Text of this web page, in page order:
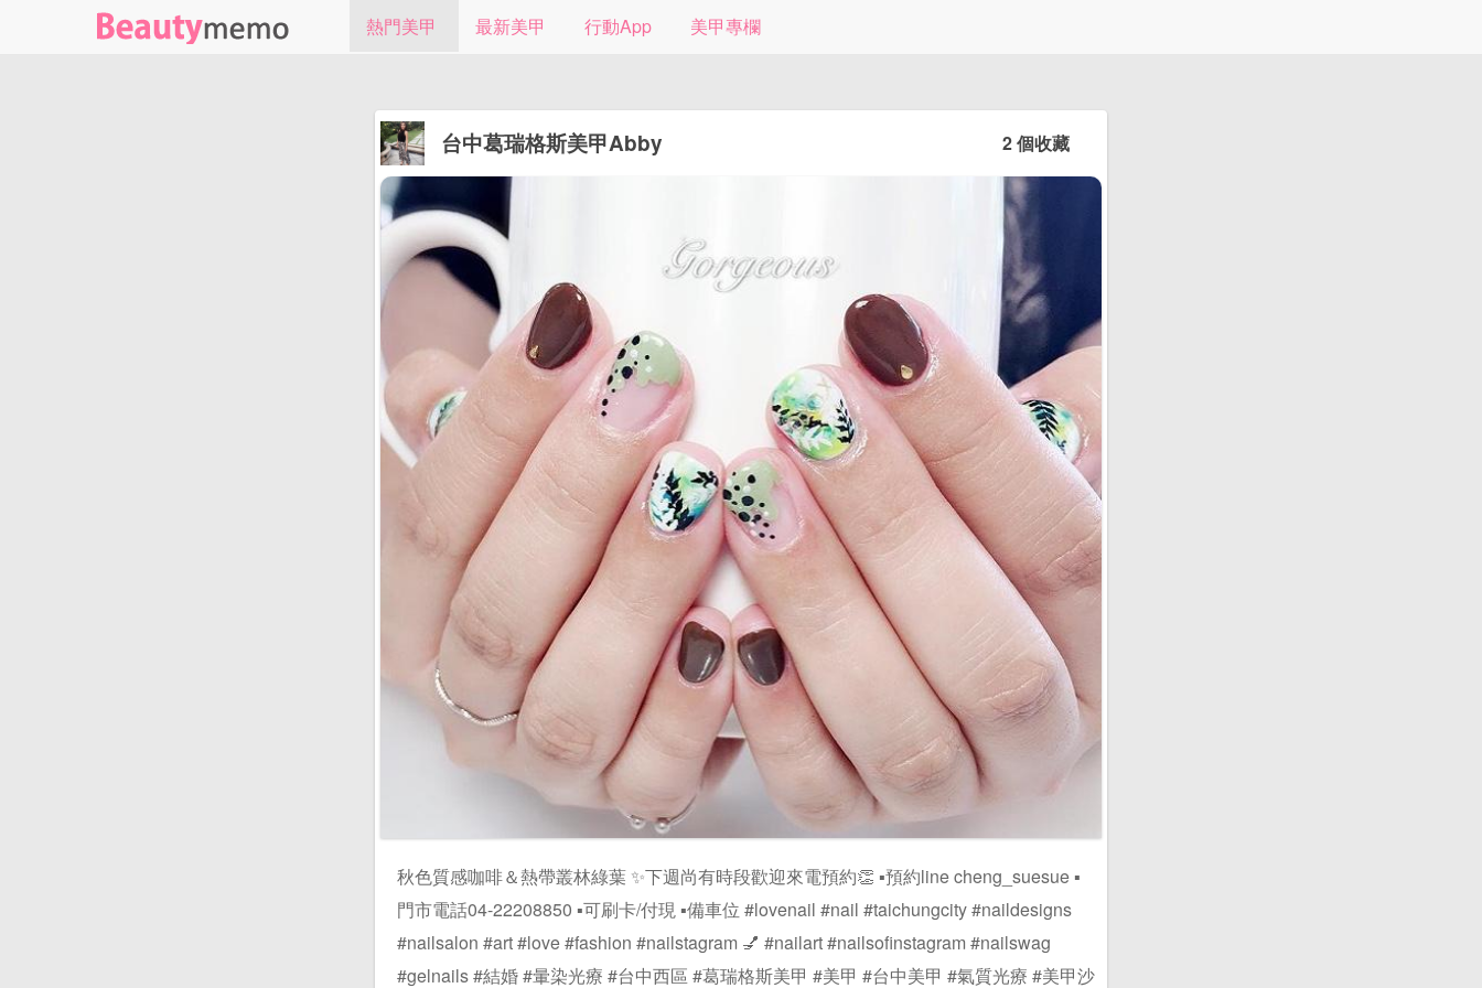
熱門美甲 最新美甲 行動App 美甲專欄
台中葛瑞格斯美甲Abby 2 個收藏
秋色質感咖啡＆熱帶叢林綠葉 ✨下週尚有時段歡迎來電預約👏 ▪️預約line cheng_suesue ▪️
門市電話04-22208850 ▪️可刷卡/付現 ▪️備車位 #lovenail #nail #taichungcity #naildesigns
#nailsalon #art #love #fashion #nailstagram 💅 #nailart #nailsofinstagram #nailswag
#gelnails #結婚 #暈染光療 #台中西區 #葛瑞格斯美甲 #美甲 #台中美甲 #氣質光療 #美甲沙